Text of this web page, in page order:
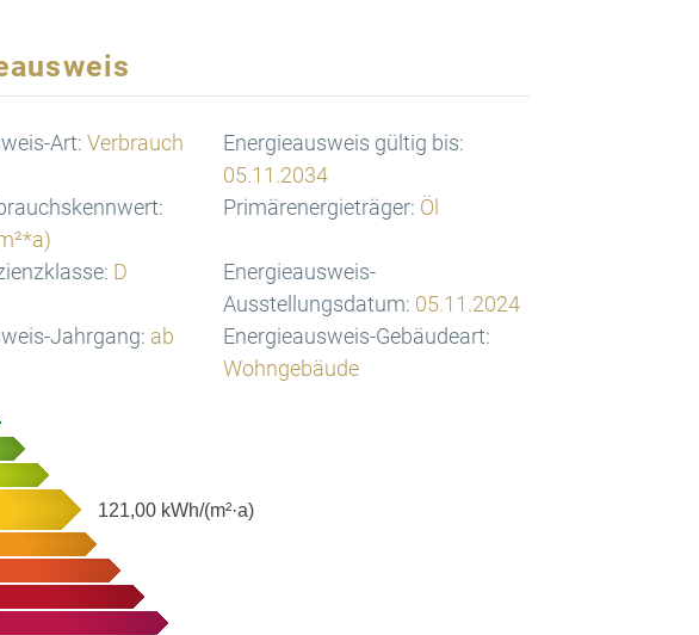
Art: Verbrauch
Energieausweis gültig bis:
05.11.2034
Primärenergieträger: Öl
D
Energieausweis-
Ausstellungsdatum: 05.11.2024
Jahrgang: ab
Energieausweis-Gebäudeart:
Wohngebäude
121,00 kWh/(m²·a)